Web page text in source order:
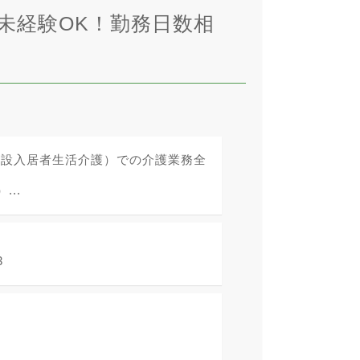
験OK！勤務日数相
入居者生活介護）での介護業務全
...